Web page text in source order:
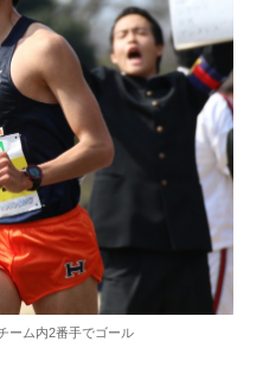
ーム内2番手でゴール